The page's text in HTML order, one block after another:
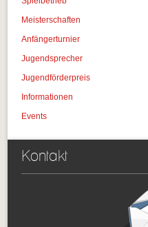
Meisterschaften
Anfängerturnier
Jugendsprecher
Jugendförderpreis
Informationen
Events
Kontakt